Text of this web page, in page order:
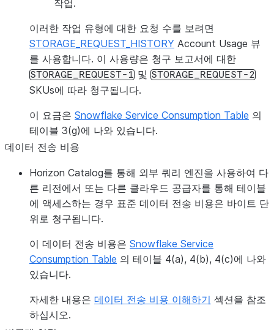
작업.
이러한 작업 유형에 대한 요청 수를 보려면
STORAGE_REQUEST_HISTORY Account Usage 뷰
를 사용합니다. 이 사용량은 청구 보고서에 대한
STORAGE_REQUEST-1 및 STORAGE_REQUEST-2
SKUs에 따라 청구됩니다.
이 요금은 Snowflake Service Consumption Table 의
테이블 3(g)에 나와 있습니다.
데이터 전송 비용
Horizon Catalog를 통해 외부 쿼리 엔진을 사용하여 다
른 리전에서 또는 다른 클라우드 공급자를 통해 테이블
에 액세스하는 경우 표준 데이터 전송 비용은 바이트 단
위로 청구됩니다.
이 데이터 전송 비용은 Snowflake Service
Consumption Table 의 테이블 4(a), 4(b), 4(c)에 나와
있습니다.
자세한 내용은 데이터 전송 비용 이해하기 섹션을 참조
하십시오.